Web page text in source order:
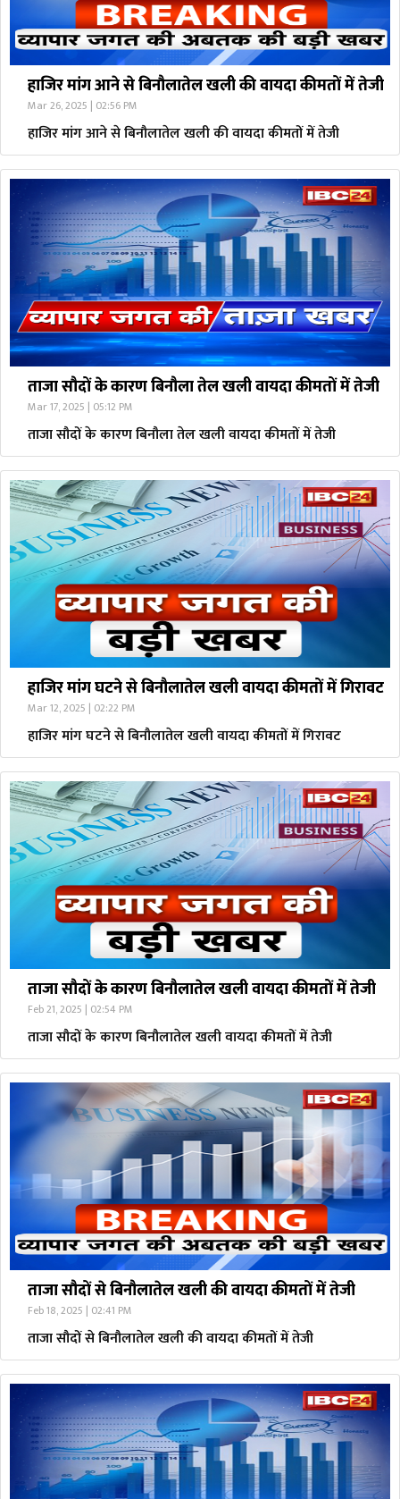
हाजिर मांग आने से बिनौलातेल खली की वायदा कीमतों में तेजी
Mar 26, 2025 | 02:56 PM
हाजिर मांग आने से बिनौलातेल खली की वायदा कीमतों में तेजी
ताजा सौदों के कारण बिनौला तेल खली वायदा कीमतों में तेजी
Mar 17, 2025 | 05:12 PM
ताजा सौदों के कारण बिनौला तेल खली वायदा कीमतों में तेजी
हाजिर मांग घटने से बिनौलातेल खली वायदा कीमतों में गिरावट
Mar 12, 2025 | 02:22 PM
हाजिर मांग घटने से बिनौलातेल खली वायदा कीमतों में गिरावट
ताजा सौदों के कारण बिनौलातेल खली वायदा कीमतों में तेजी
Feb 21, 2025 | 02:54 PM
ताजा सौदों के कारण बिनौलातेल खली वायदा कीमतों में तेजी
ताजा सौदों से बिनौलातेल खली की वायदा कीमतों में तेजी
Feb 18, 2025 | 02:41 PM
ताजा सौदों से बिनौलातेल खली की वायदा कीमतों में तेजी